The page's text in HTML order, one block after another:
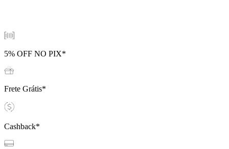
5% OFF NO PIX*
Frete Grátis*
Cashback*